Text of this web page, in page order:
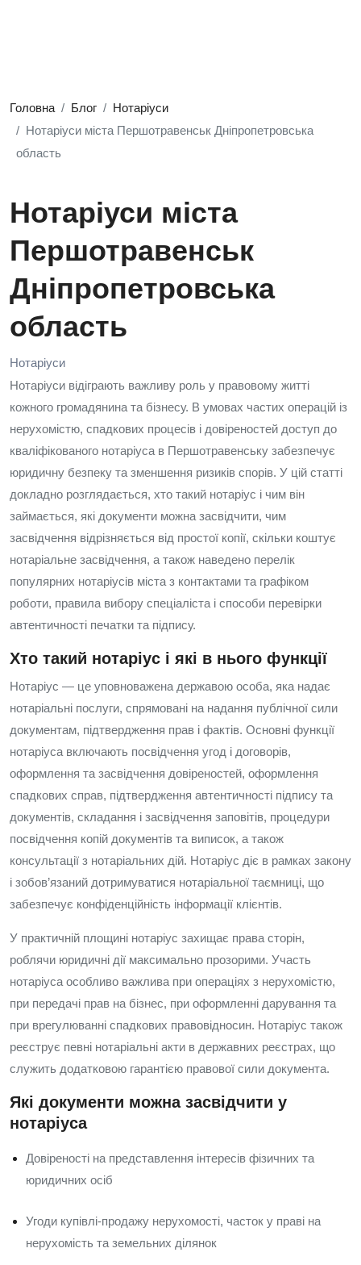
Головна Блог
Нотаріуси
Нотаріуси міста Першотравенськ Дніпропетровська
область
Нотаріуси міста
Першотравенськ
Дніпропетровська
область
Нотаріуси
Нотаріуси відіграють важливу роль у правовому житті
кожного громадянина та бізнесу. В умовах частих операцій із
нерухомістю, спадкових процесів і довіреностей доступ до
кваліфікованого нотаріуса в Першотравенську забезпечує
юридичну безпеку та зменшення ризиків спорів. У цій статті
докладно розглядається, хто такий нотаріус і чим він
займається, які документи можна засвідчити, чим
засвідчення відрізняється від простої копії, скільки коштує
нотаріальне засвідчення, а також наведено перелік
популярних нотаріусів міста з контактами та графіком
роботи, правила вибору спеціаліста і способи перевірки
автентичності печатки та підпису.
Хто такий нотаріус і які в нього функції
Нотаріус — це уповноважена державою особа, яка надає
нотаріальні послуги, спрямовані на надання публічної сили
документам, підтвердження прав і фактів. Основні функції
нотаріуса включають посвідчення угод і договорів,
оформлення та засвідчення довіреностей, оформлення
спадкових справ, підтвердження автентичності підпису та
документів, складання і засвідчення заповітів, процедури
посвідчення копій документів та виписок, а також
консультації з нотаріальних дій. Нотаріус діє в рамках закону
і зобов’язаний дотримуватися нотаріальної таємниці, що
забезпечує конфіденційність інформації клієнтів.
У практичній площині нотаріус захищає права сторін,
роблячи юридичні дії максимально прозорими. Участь
нотаріуса особливо важлива при операціях з нерухомістю,
при передачі прав на бізнес, при оформленні дарування та
при врегулюванні спадкових правовідносин. Нотаріус також
реєструє певні нотаріальні акти в державних реєстрах, що
служить додатковою гарантією правової сили документа.
Які документи можна засвідчити у
нотаріуса
Довіреності на представлення інтересів фізичних та
юридичних осіб
Угоди купівлі-продажу нерухомості, часток у праві на
нерухомість та земельних ділянок